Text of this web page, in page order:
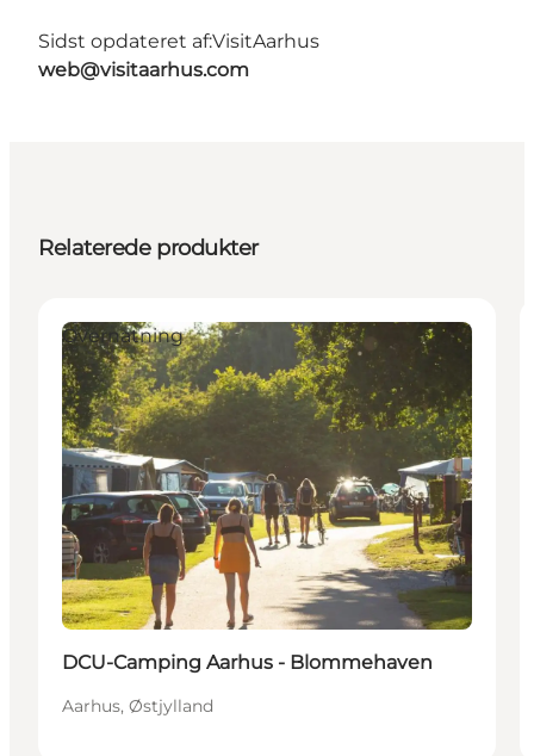
Sidst opdateret af:VisitAarhus
web@visitaarhus.com
Relaterede produkter
Overnatning
DCU-Camping Aarhus - Blommehaven
Aarhus, Østjylland